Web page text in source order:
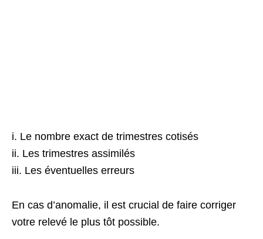
i. Le nombre exact de trimestres cotisés
ii. Les trimestres assimilés
iii. Les éventuelles erreurs
En cas d’anomalie, il est crucial de faire corriger
votre relevé le plus tôt possible.